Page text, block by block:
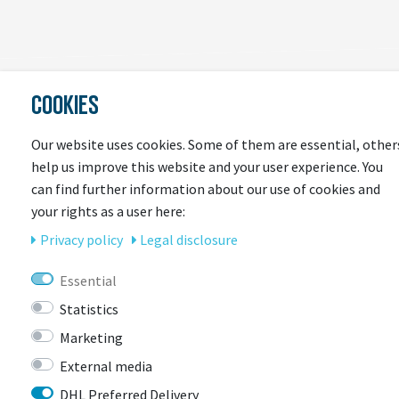
SEEN
CONTACT
COOKIES
Our website uses cookies. Some of them are essential,
help us improve this website and your user experience. You
can find further information about our use of cookies and
your rights as a user here:
Privacy policy
Legal disclosure
Essential
Statistics
Marketing
External media
DHL Preferred Delivery